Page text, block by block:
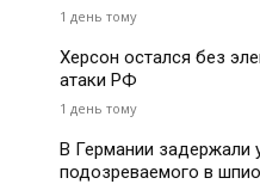
1 день тому
Херсон остался без
атаки РФ
1 день тому
В Германии задержали
подозреваемого в